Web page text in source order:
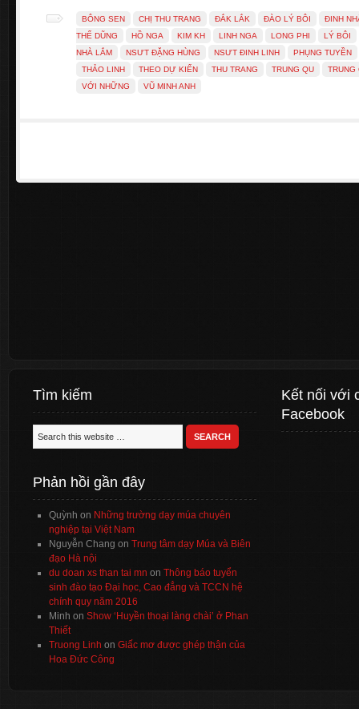
BÔNG SEN CHỊ THU TRANG ĐẮK LẮK ĐÀO LÝ BÔI
ĐINH
THẾ DŨNG
HỒ NGA KIM KH LINH NGA LONG PHI
LÝ BÔI
NHÀ LẮM
NSƯT ĐẶNG HÙNG NSƯT ĐINH LINH
PHỤNG TUYỀN
THẢO LINH
THEO DỰ KIẾN THU TRANG TRUNG QU
TRUNG
VỚI NHỮNG
VŨ MINH ANH
Tìm kiếm
Phản hồi gần đây
Quỳnh on Những trường dạy múa chuyên
nghiệp tại Việt Nam
Nguyễn Chang on Trung tâm dạy Múa và Biên
đạo Hà nội
du doan xs than tai mn on Thông báo tuyển
sinh đào tạo Đại học, Cao đẳng và TCCN hệ
chính quy năm 2016
Minh on Show ‘Huyền thoại làng chài’ ở Phan
Thiết
Truong Linh on Giấc mơ được ghép thận của
Hoa Đức Công
Kết nối với
Facebook